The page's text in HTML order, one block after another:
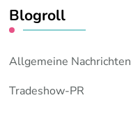
Blogroll
Allgemeine Nachrichten
Tradeshow-PR